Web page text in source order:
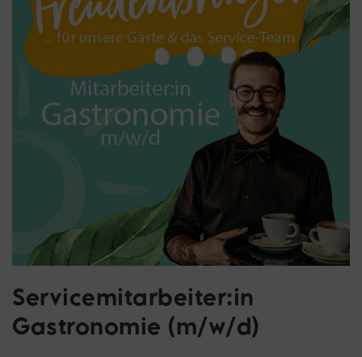
Servicemitarbeiter:in
Gastronomie (m/w/d)